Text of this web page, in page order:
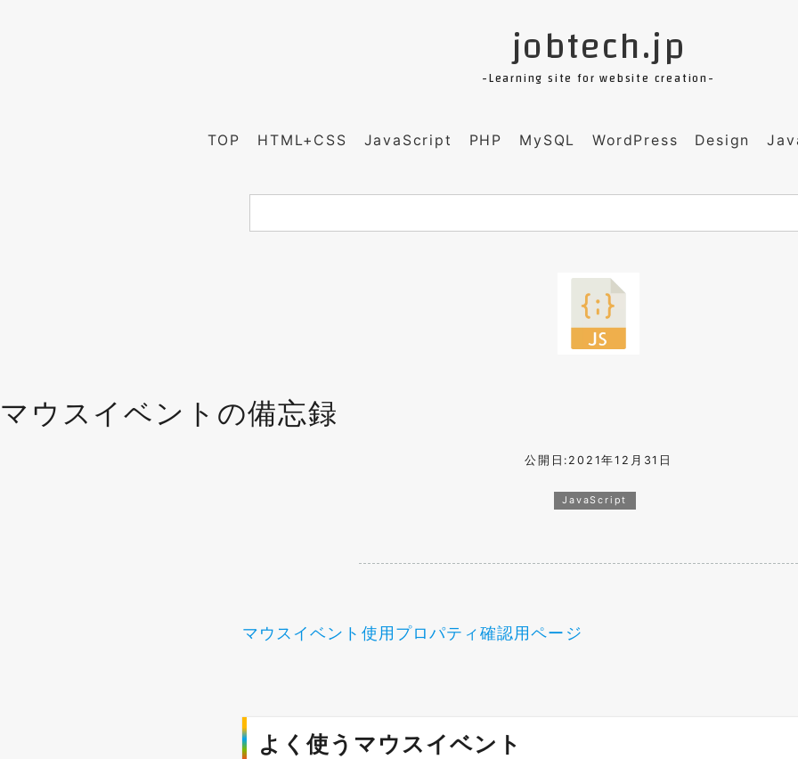
jobtech.jp
-Learning site for website creation-
TOP HTML+CSS JavaScript PHP MySQL WordPress Design
マウスイベントの備忘録
公開日:2021年12月31日
JavaScript
マウスイベント使用プロパティ確認用ページ
よく使うマウスイベント